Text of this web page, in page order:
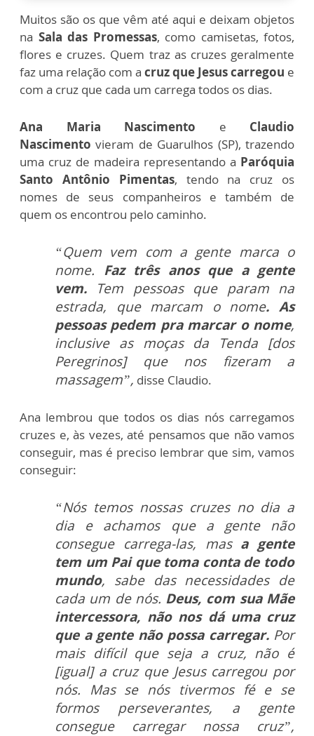
Muitos são os que vêm até aqui e deixam objetos
na Sala das Promessas, como camisetas, fotos,
flores e cruzes. Quem traz as cruzes geralmente
faz uma relação com a cruz que Jesus carregou e
com a cruz que cada um carrega todos os dias.
Ana Maria Nascimento e Claudio
Nascimento vieram de Guarulhos (SP), trazendo
uma cruz de madeira representando a Paróquia
Santo Antônio Pimentas, tendo na cruz os
nomes de seus companheiros e também de
quem os encontrou pelo caminho.
“Quem vem com a gente marca o
nome. Faz três anos que a gente
vem. Tem pessoas que param na
estrada, que marcam o nome. As
pessoas pedem pra marcar o nome,
inclusive as moças da Tenda [dos
Peregrinos] que nos fizeram a
massagem”, disse Claudio.
Ana lembrou que todos os dias nós carregamos
cruzes e, às vezes, até pensamos que não vamos
conseguir, mas é preciso lembrar que sim, vamos
conseguir:
“Nós temos nossas cruzes no dia a
dia e achamos que a gente não
consegue carrega-las, mas a gente
tem um Pai que toma conta de todo
mundo, sabe das necessidades de
cada um de nós. Deus, com sua Mãe
intercessora, não nos dá uma cruz
que a gente não possa carregar.Por
mais difícil que seja a cruz, não é
[igual] a cruz que Jesus carregou por
nós. Mas se nós tivermos fé e se
formos perseverantes, a gente
consegue carregar nossa cruz”,